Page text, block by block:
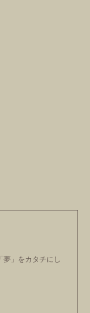
「夢」をカタチにし